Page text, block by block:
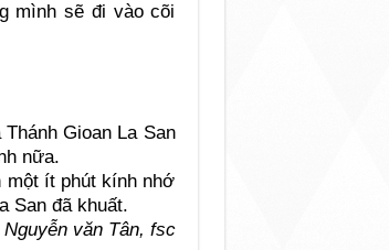
mình sẽ đi vào cõi
Gioan La San
nữa.
một ít phút kính nhớ
San đã khuất.
Nguyễn văn Tân, fsc